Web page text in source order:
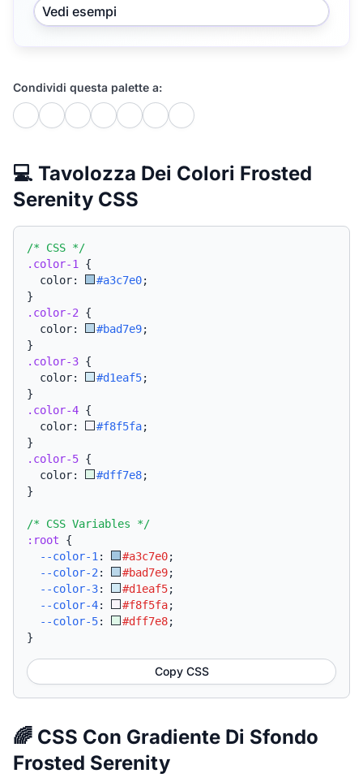
Vedi esempi
Condividi questa palette a:
💻 Tavolozza Dei Colori Frosted
Serenity CSS
/* CSS */
.color-1
{
  color:
#a3c7e0;
}
.color-2 {
  color:
#bad7e9;
}
.color-3 {
  color:
#d1eaf5;
}
.color-4 {
  color:
#f8f5fa;
}
.color-5 {
  color:
#dff7e8;
}
/* CSS Variables */
:root {
--color-1 : #a3c7e0;
--color-2 : #bad7e9;
--color-3: #d1eaf5;
--color-4: #f8f5fa;
--color-5: #dff7e8;
}
Copy CSS
🌈 CSS Con Gradiente Di Sfondo
Frosted Serenity